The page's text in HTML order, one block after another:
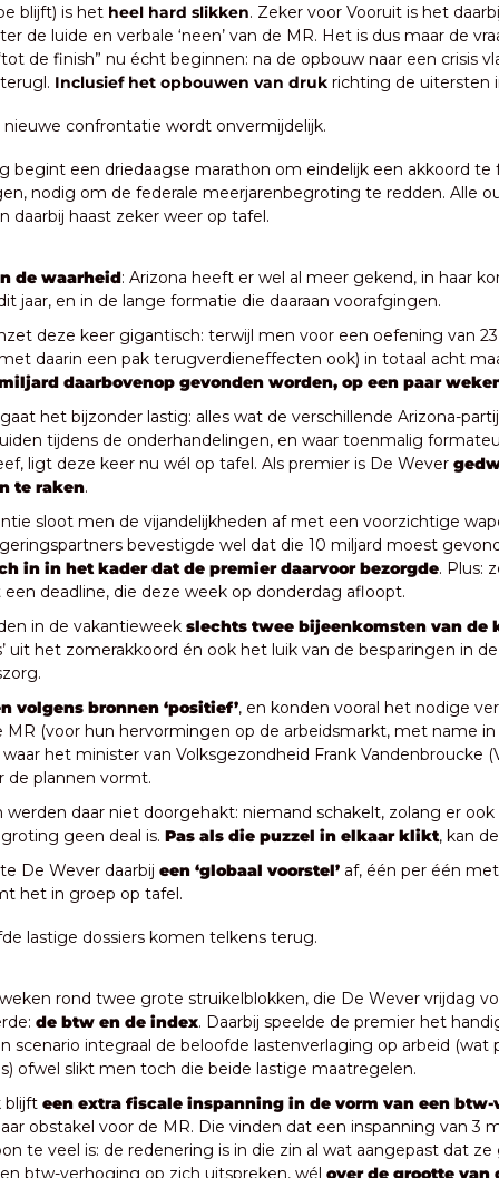
blijft) is het heel hard slikken. Zeker voor Vooruit is het
de luide en verbale ‘neen’ van de MR. Het is dus maar de
de finish” nu écht beginnen: na de opbouw naar een crisis
Inclusief het opbouwen van druk richting de uitersten
confrontatie wordt onvermijdelijk.
begint een driedaagse marathon om eindelijk een akkoord te
nodig om de federale meerjarenbegroting te redden. Alle
daarbij haast zeker weer op tafel.
de waarheid: Arizona heeft er wel al meer gekend, in haar
jaar, en in de lange formatie die daaraan voorafgingen.
deze keer gigantisch: terwijl men voor een oefening van
daarin een pak terugverdieneffecten ook) in totaal acht
daarbovenop gevonden worden, op een paar
het bijzonder lastig: alles wat de verschillende Arizona-
tijdens de onderhandelingen, en waar toenmalig
ligt deze keer nu wél op tafel. Als premier is De Wever
te raken.
sloot men de vijandelijkheden af met een voorzichtige
bevestigde wel dat die 10 miljard moest
in in het kader dat de premier daarvoor bezorgde. Plus:
deadline, die deze week op donderdag afloopt.
in de vakantieweek slechts twee bijeenkomsten van de
uit het zomerakkoord én ook het luik van de besparingen in de
volgens bronnen ‘positief’, en konden vooral het nodige
MR (voor hun hervormingen op de arbeidsmarkt, met name in
het minister van Volksgezondheid Frank Vandenbroucke
de plannen vormt.
werden daar niet doorgehakt: niemand schakelt, zolang er ook
geen deal is. Pas als die puzzel in elkaar klikt, kan
De Wever daarbij een ‘globaal voorstel’ af, één per één
het in groep op tafel.
lastige dossiers komen telkens terug.
rond twee grote struikelblokken, die De Wever vrijdag
de btw en de index. Daarbij speelde de premier het
scenario integraal de beloofde lastenverlaging op arbeid (wat
ofwel slikt men toch die beide lastige maatregelen.
blijft een extra fiscale inspanning in de vorm van een
obstakel voor de MR. Die vinden dat een inspanning van 3
te veel is: de redenering is in die zin al wat aangepast dat
btw-verhoging op zich uitspreken, wél over de grootte van